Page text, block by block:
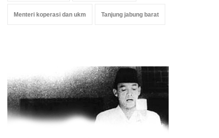
Menteri koperasi dan ukm Tanjung jabung barat